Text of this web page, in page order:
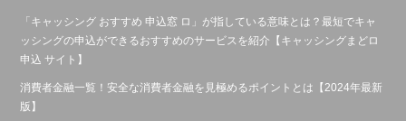
「キャッシング おすすめ 申込窓 ロ」が指している意味とは？最短でキャ
ッシングの申込ができるおすすめのサービスを紹介【キャッシングまどロ
申込 サイト】
消費者金融一覧！安全な消費者金融を見極めるポイントとは【2024年最新
版】